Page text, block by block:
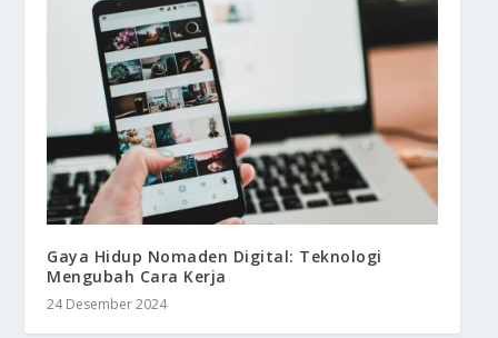
Gaya Hidup Nomaden Digital: Teknologi
Mengubah Cara Kerja
24 Desember 2024